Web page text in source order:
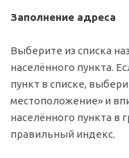
Заполнение адреса
Выберите из списка
населённого пункта.
пункт в списке,
местоположение» и
населённого пункта в
правильный индекс.